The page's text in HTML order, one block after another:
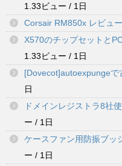
1.33ビュー / 1日
Corsair RM850x レビュー
X570のチップセットと
1.33ビュー / 1日
[Dovecot]autoexpungeで
日
ドメインレジストラ8社
ー / 1日
ケースファン用防振ブッ
ー / 1日